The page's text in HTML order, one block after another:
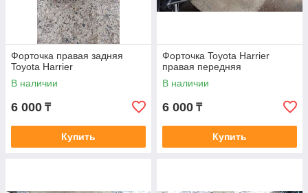
Форточка правая задняя
Toyota Harrier
В наличии
6 000 ₸
Купить
Форточка Toyota Harrier
правая передняя
В наличии
6 000 ₸
Купить